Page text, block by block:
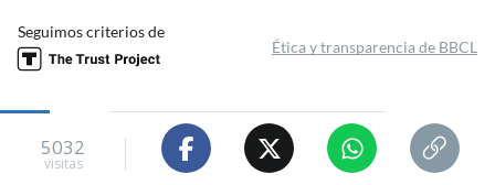
Seguimos criterios de
Ética y transparencia de BBCL
5032
visitas